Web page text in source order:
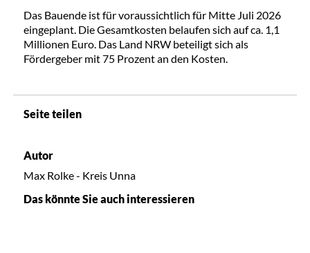
Das Bauende ist für voraussichtlich für Mitte Juli 2026
eingeplant. Die Gesamtkosten belaufen sich auf ca. 1,1
Millionen Euro. Das Land NRW beteiligt sich als
Fördergeber mit 75 Prozent an den Kosten.
Seite teilen
Autor
Max Rolke - Kreis Unna
Das könnte Sie auch interessieren